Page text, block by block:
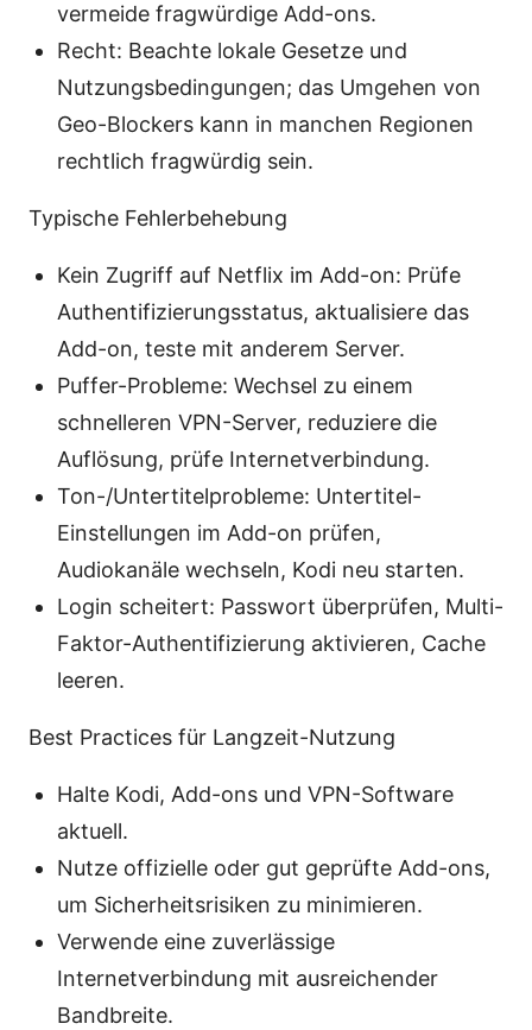
vermeide fragwürdige Add-ons.
Recht: Beachte lokale Gesetze und
Nutzungsbedingungen; das Umgehen von
Geo-Blockers kann in manchen Regionen
rechtlich fragwürdig sein.
Typische Fehlerbehebung
Kein Zugriff auf Netflix im Add-on: Prüfe
Authentifizierungsstatus, aktualisiere das
Add-on, teste mit anderem Server.
Puffer-Probleme: Wechsel zu einem
schnelleren VPN-Server, reduziere die
Auflösung, prüfe Internetverbindung.
Ton-/Untertitelprobleme: Untertitel-
Einstellungen im Add-on prüfen,
Audiokanäle wechseln, Kodi neu starten.
Login scheitert: Passwort überprüfen, Multi-
Faktor-Authentifizierung aktivieren, Cache
leeren.
Best Practices für Langzeit-Nutzung
Halte Kodi, Add-ons und VPN-Software
aktuell.
Nutze offizielle oder gut geprüfte Add-ons,
um Sicherheitsrisiken zu minimieren.
Verwende eine zuverlässige
Internetverbindung mit ausreichender
Bandbreite.